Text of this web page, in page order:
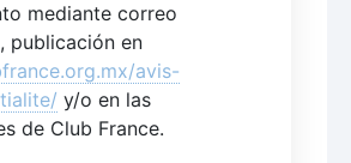
mediante correo
publicación en
avis-
y/o en las
de Club France.